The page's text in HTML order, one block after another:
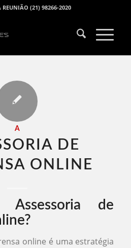
REUNIÃO (21) 98266-2020
A
DE
ONLINE​
de
online é uma estratégia